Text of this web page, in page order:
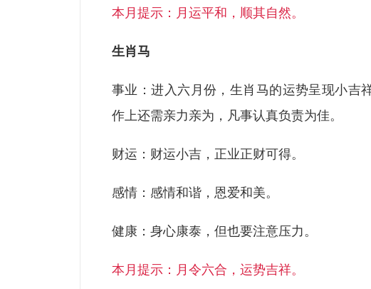
本月提示：月运平和，顺其自然。
生肖马
事业：进入六月份，生肖马的运势呈现小吉
作上还需亲力亲为，凡事认真负责为佳。
财运：财运小吉，正业正财可得。
感情：感情和谐，恩爱和美。
健康：身心康泰，但也要注意压力。
本月提示：月令六合，运势吉祥。